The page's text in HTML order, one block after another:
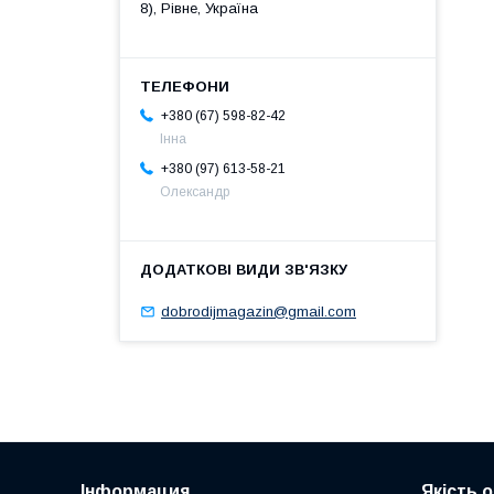
8), Рівне, Україна
+380 (67) 598-82-42
Інна
+380 (97) 613-58-21
Олександр
dobrodijmagazin@gmail.com